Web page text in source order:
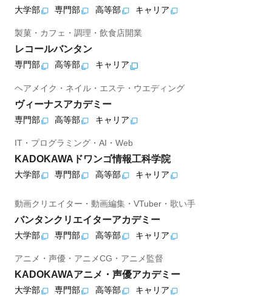
大学部 専門部 高等部 キャリア
製菓・カフェ・調理・飲食店開業
レコールバンタン
専門部 高等部 キャリア
ヘアメイク・ネイル・エステ・ウエディング
ヴィーナスアカデミー
専門部 高等部 キャリア
IT・プログラミング・AI・Web
KADOKAWAドワンゴ情報工科学院
大学部 専門部 高等部 キャリア
動画クリエイター・動画編集・VTuber・歌い手
バンタンクリエイターアカデミー
大学部 専門部 高等部 キャリア
アニメ・声優・アニメCG・アニメ監督
KADOKAWAアニメ・声優アカデミー
大学部 専門部 高等部 キャリア